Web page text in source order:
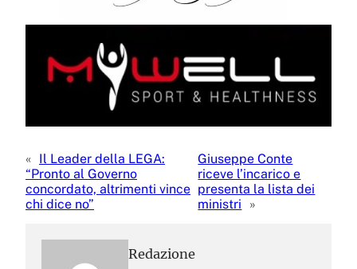
« Il Leader della LEGA:
“Pronto al Governo
concordato, altrimenti vince
chi dice no”
Giuseppe Conte
riceve l’incarico e
presenta la lista dei
ministri
»
Redazione